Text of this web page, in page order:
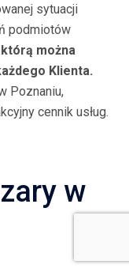
sytuacji
podmiotów
można
Klienta.
Poznaniu,
cennik usług.
w